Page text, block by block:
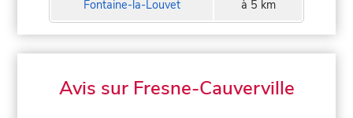
Fontaine-la-Louvet à 5 km
Avis sur Fresne-Cauverville